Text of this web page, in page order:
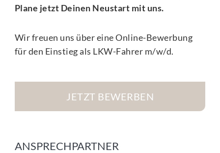
Plane jetzt Deinen Neustart mit uns.
Wir freuen uns über eine Online-Bewerbung
für den Einstieg als LKW-Fahrer m/w/d.
JETZT BEWERBEN
ANSPRECHPARTNER